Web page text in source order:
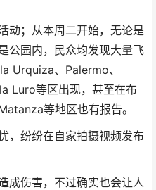
动；从本周二开始，无论是
公园内，民众均发现大量飞
Urquiza、Palermo、
Luro等区出现，甚至在布
等地区也有报告。
，纷纷在自家拍摄视频发布
成伤害，不过确实也会让人